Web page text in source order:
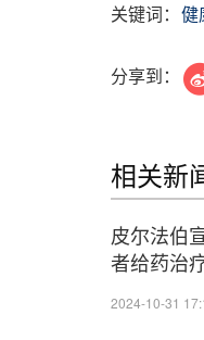
关键词： 健
分享到：
相关新
皮尔法伯
者给药治
2024-10-31